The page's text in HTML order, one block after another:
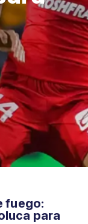
fuego:
para